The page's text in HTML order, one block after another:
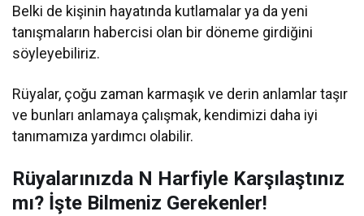
Belki de kişinin hayatında kutlamalar ya da yeni
tanışmaların habercisi olan bir döneme girdiğini
söyleyebiliriz.
Rüyalar, çoğu zaman karmaşık ve derin anlamlar taşır
ve bunları anlamaya çalışmak, kendimizi daha iyi
tanımamıza yardımcı olabilir.
Rüyalarınızda N Harfiyle Karşılaştınız
mı? İşte Bilmeniz Gerekenler!